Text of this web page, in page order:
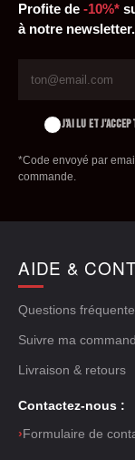
Profite de -10%*
à notre newsletter.
J'AI LU ET
*Code envoyé par
commande.
AIDE &
Questions
Suivre ma
Livraison & retours
Contactez-nous :
›Formulaire de